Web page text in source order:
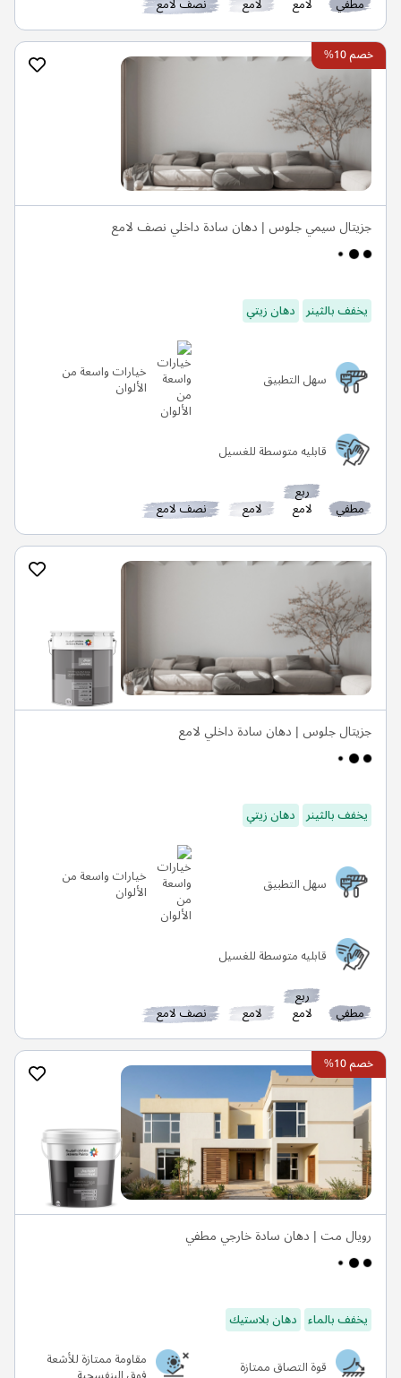
خصم 10%
جزيتال سيمي جلوس | دهان سادة داخلي نصف لامع
يخفف بالثينر دهان زيتي
سهل التطبيق خيارات واسعة من
الألوان
قابليه متوسطة للغسيل
مطفي
ربع
لامع لامع نصف لامع
جزيتال جلوس | دهان سادة داخلي لامع
يخفف بالثينر دهان زيتي
سهل التطبيق خيارات واسعة من
الألوان
قابليه متوسطة للغسيل
مطفي
ربع
لامع لامع نصف لامع
خصم 10%
رويال مت | دهان سادة خارجي مطفي
يخفف بالماء دهان بلاستيك
قوة التصاق ممتازة
مقاومة ممتازة للأشعة